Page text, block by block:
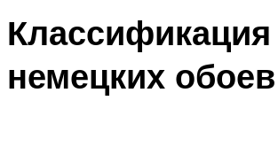
Классификация
немецких обоев